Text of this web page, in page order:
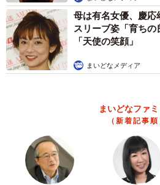
私が翌朝その話をした時には反省
特に自分から何か話し出したりと
そもそも、私は仕事を早退して帰
い物とかもできておらず。朝は病
タバタしておりご飯もろくに食べ
「夜21時半頃帰宅する」と言って
てもらおうと思って待っていたの
べられずに寝ました。
母は有名女優、慶
スリーブ姿「育ちの
「天使の笑顔」
まいどなメディア
まいどなファ
（新着記事順